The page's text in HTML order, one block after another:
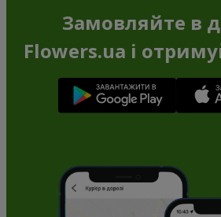
Замовляйте в
Flowers.ua і